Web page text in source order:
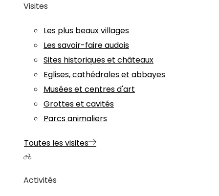
Visites
Les plus beaux villages
Les savoir-faire audois
Sites historiques et châteaux
Eglises, cathédrales et abbayes
Musées et centres d'art
Grottes et cavités
Parcs animaliers
Toutes les visites
Activités